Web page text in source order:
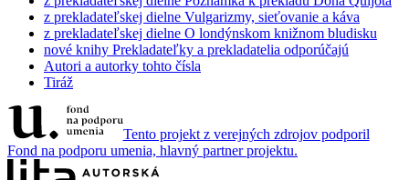
z prekladateľskej dielne Vulgarizmy, sieťovanie a káva
z prekladateľskej dielne O londýnskom knižnom bludisku
nové knihy Prekladateľky a prekladatelia odporúčajú
Autori a autorky tohto čísla
Tiráž
Tento projekt z verejných zdrojov podporil
Fond na podporu umenia, hlavný partner projektu.